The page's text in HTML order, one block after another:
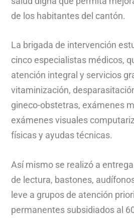
de los habitantes del cantón.
La brigada de intervención
cinco especialistas médicos,
atención integral y servicios
vitaminización,
gineco-obstetras, exámenes
exámenes visuales
físicas y ayudas técnicas.
Así mismo se realizó a
de lectura, bastones,
leve a grupos de atención
permanentes subsidiados al